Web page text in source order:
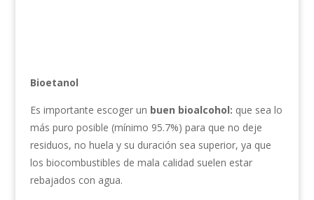
Bioetanol
Es importante escoger un buen bioalcohol: que sea lo
más puro posible (mínimo 95.7%) para que no deje
residuos, no huela y su duración sea superior, ya que
los biocombustibles de mala calidad suelen estar
rebajados con agua.